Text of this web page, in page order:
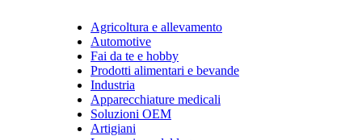
Agricoltura e allevamento
Automotive
Fai da te e hobby
Prodotti alimentari e bevande
Industria
Apparecchiature medicali
Soluzioni OEM
Artigiani